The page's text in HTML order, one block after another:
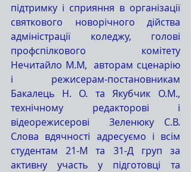
підтримку і сприяння в організації
святкового новорічного дійства
адміністрації коледжу, голові
профспілкового комітету
Нечитайло М.М,  авторам сценарію
і режисерам-постановникам
Бакалець Н. О. та Якубчик О.М.,
технічному редакторові і
відеорежисерові  Зеленюку С.В.
Слова вдячності адресуємо і всім
студентам 21-М та 31-Д груп за
активну участь у підготовці та